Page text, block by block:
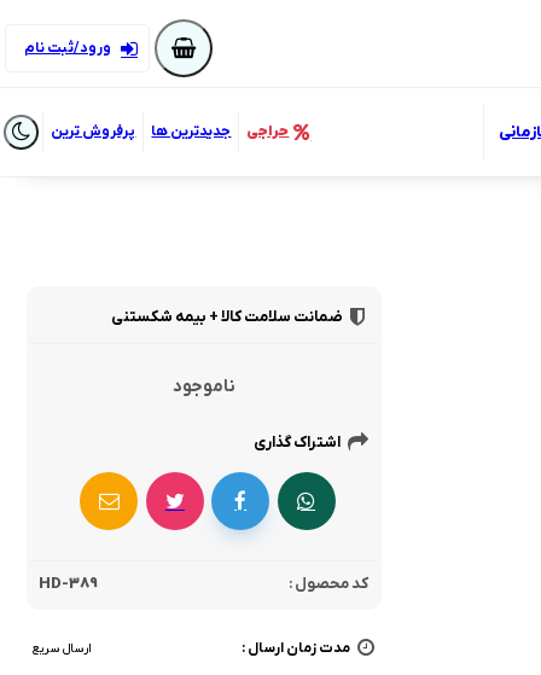
ورود/ثبت نام
حراجی جدیدترین ها پرفروش ترین
ضمانت سلامت کالا + بیمه شکستنی
ناموجود
اشتراک گذاری
کد محصول : HD-389
مدت زمان ارسال : ارسال سریع